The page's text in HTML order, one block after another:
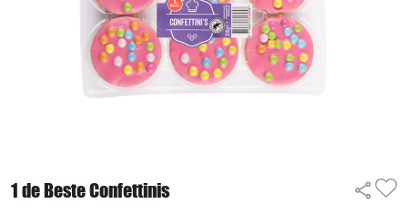
1 de Beste Confettinis